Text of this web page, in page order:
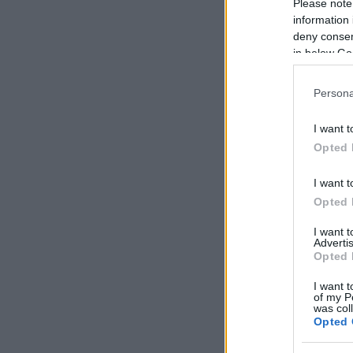
Please
information
deny
in below
I want
Opted
I want
Opted
I want
Opted
I want
of my
was
Opted